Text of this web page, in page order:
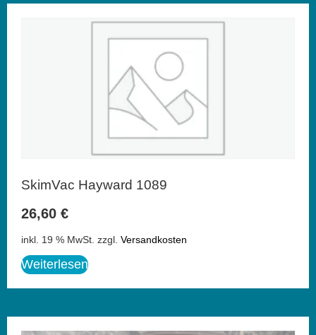
SkimVac Hayward 1089
26,60 €
inkl. 19 % MwSt. zzgl. Versandkosten
Weiterlesen